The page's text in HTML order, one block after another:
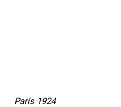
París 1924